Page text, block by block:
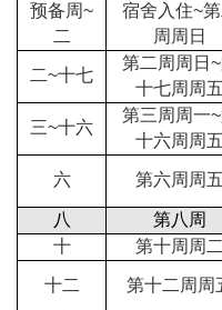
预备周~
二
宿舍入住~
周周日
二~十七
第二周周日
十七周周五
三~十六
第三周周一
十六周周五
六 第六周周五
八
第八周
十
第十周周二
十二 第十二周周